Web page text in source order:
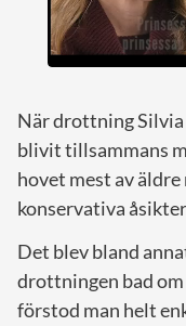
När drottning
blivit tillsammans
hovet mest av
konservativa
Det blev bland
drottningen bad
förstod man helt